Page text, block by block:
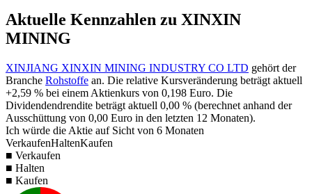
Aktuelle Kennzahlen zu XINXIN
MINING
XINJIANG XINXIN MINING INDUSTRY CO LTD gehört der
Branche Rohstoffe an. Die relative Kursveränderung beträgt aktuell
+2,59 % bei einem Aktienkurs von 0,198 Euro. Die
Dividendendrendite beträgt aktuell 0,00 % (berechnet anhand der
Ausschüttung von 0,00 Euro in den letzten 12 Monaten).
Ich würde die Aktie auf Sicht von 6 Monaten
VerkaufenHaltenKaufen
■ Verkaufen
■ Halten
■ Kaufen